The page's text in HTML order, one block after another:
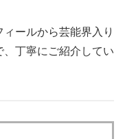
ールから芸能界入り
丁寧にご紹介してい